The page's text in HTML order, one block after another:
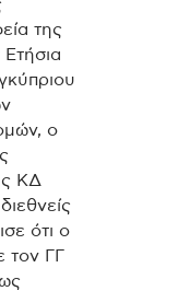
της
ο
ΚΔ
ότι ο
τον ΓΓ